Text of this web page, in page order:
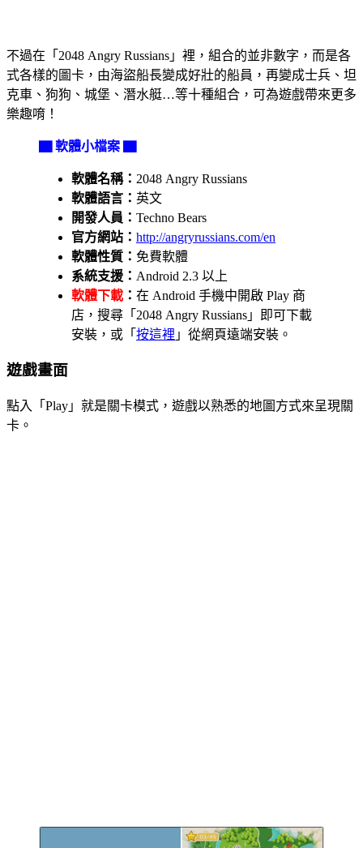
不過在「2048 Angry Russians」裡，組合的並非數字，而是各
式各樣的圖卡，由海盜船長變成好壯的船員，再變成士兵、坦
克車、狗狗、城堡、潛水艇…等十種組合，可為遊戲帶來更多
樂趣唷！
▇ 軟體小檔案 ▇
軟體名稱： 2048 Angry Russians
軟體語言： 英文
開發人員： Techno Bears
官方網站： http://angryrussians.com/en
軟體性質： 免費軟體
系統支援： Android 2.3 以上
軟體下載 ： 在 Android 手機中開啟 Play 商
店，搜尋「2048 Angry Russians」即可下載
安裝，或「 按這裡 」從網頁遠端安裝。
遊戲畫面
點入「Play」就是關卡模式，遊戲以熟悉的地圖方式來呈現關
卡。